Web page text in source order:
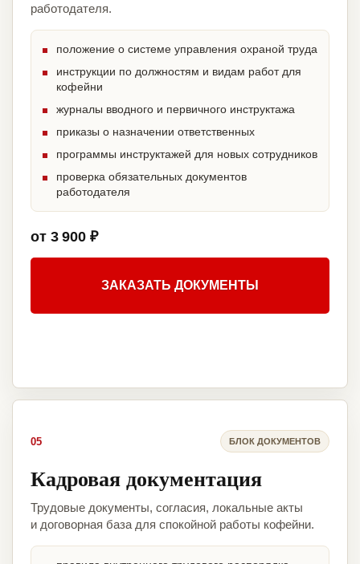
работодателя.
положение о системе управления охраной труда
инструкции по должностям и видам работ для
кофейни
журналы вводного и первичного инструктажа
приказы о назначении ответственных
программы инструктажей для новых сотрудников
проверка обязательных документов
работодателя
от 3 900 ₽
ЗАКАЗАТЬ ДОКУМЕНТЫ
05 БЛОК ДОКУМЕНТОВ
Кадровая документация
Трудовые документы, согласия, локальные акты
и договорная база для спокойной работы кофейни.